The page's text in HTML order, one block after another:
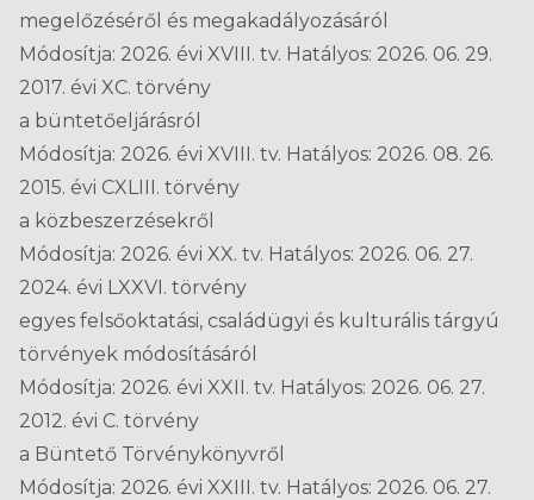
megelőzéséről és megakadályozásáról
Módosítja: 2026. évi XVIII. tv. Hatályos: 2026. 06. 29.
2017. évi XC. törvény
a büntetőeljárásról
Módosítja: 2026. évi XVIII. tv. Hatályos: 2026. 08. 26.
2015. évi CXLIII. törvény
a közbeszerzésekről
Módosítja: 2026. évi XX. tv. Hatályos: 2026. 06. 27.
2024. évi LXXVI. törvény
egyes felsőoktatási, családügyi és kulturális tárgyú
törvények módosításáról
Módosítja: 2026. évi XXII. tv. Hatályos: 2026. 06. 27.
2012. évi C. törvény
a Büntető Törvénykönyvről
Módosítja: 2026. évi XXIII. tv. Hatályos: 2026. 06. 27.